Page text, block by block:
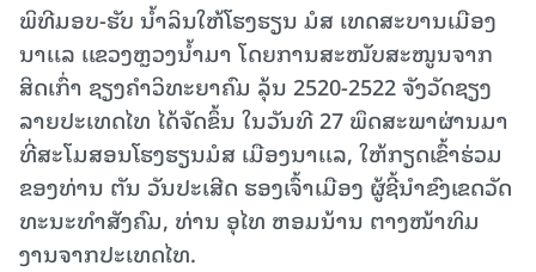
ພິທີມອບ-ຮັບ ນໍ້າລິນໃຫ້ໂຮງຮຽນ ມໍສ ເທດສະບານເມືອງ
ນາເເລ ເເຂວງຫຼວງນໍ້າມາ ໂດຍການສະໜັບສະໜູນຈາກ
ສິດເກົ່າ ຊຽງຄໍາວິທະຍາຄົມ ລຸ້ນ 2520-2522 ຈັງວັດຊຽງ
ລາຍປະເທດໄທ ໄດ້ຈັດຂຶ້ນ ໃນວັນທີ 27 ພຶດສະພາຜ່ານມາ
ທີ່ສະໂມສອນໂຮງຮຽນມໍສ ເມືອງນາເເລ, ໃຫ້ກຽດເຂົ້າຮ່ວມ
ຂອງທ່ານ ຕັນ ວັນປະເສີດ ຮອງເຈົ້າເມືອງ ຜູ້ຊີ້ນໍາຂົງເຂດວັດ
ທະນະທໍາສັງຄົມ, ທ່ານ ອຸໄທ ຫອມນ້ານ ຕາງໜ້າທິມ
ງານຈາກປະເທດໄທ.